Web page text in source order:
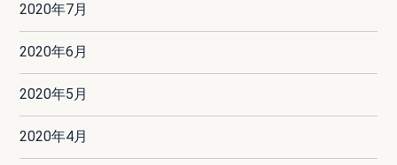
2020年7月
2020年6月
2020年5月
2020年4月